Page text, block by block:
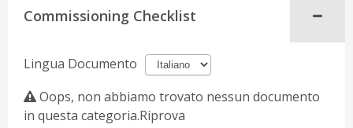
Commissioning Checklist
Lingua Documento
Oops, non abbiamo trovato nessun documento
in questa categoria.Riprova